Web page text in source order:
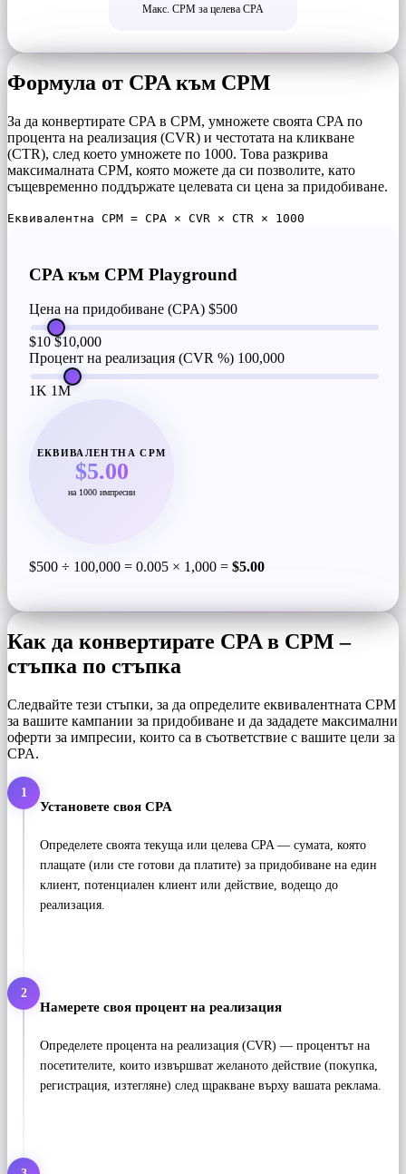
Макс. CPM за целева CPA
Формула от CPA към CPM
За да конвертирате CPA в CPM, умножете своята CPA по
процента на реализация (CVR) и честотата на кликване
(CTR), след което умножете по 1000. Това разкрива
максималната CPM, която можете да си позволите, като
същевременно поддържате целевата си цена за придобиване.
Еквивалентна CPM = CPA × CVR × CTR × 1000
CPA към CPM Playground
Цена на придобиване (CPA) $500
$10 $10,000
Процент на реализация (CVR %) 100,000
1K 1M
ЕКВИВАЛЕНТНА CPM
$5.00
на 1000 импресии
$500 ÷ 100,000 = 0.005 × 1,000 = $5.00
Как да конвертирате CPA в CPM –
стъпка по стъпка
Следвайте тези стъпки, за да определите еквивалентната CPM
за вашите кампании за придобиване и да зададете максимални
оферти за импресии, които са в съответствие с вашите цели за
CPA.
1
Установете своя CPA
Определете своята текуща или целева CPA — сумата, която
плащате (или сте готови да платите) за придобиване на един
клиент, потенциален клиент или действие, водещо до
реализация.
2
Намерете своя процент на реализация
Определете процента на реализация (CVR) — процентът на
посетителите, които извършват желаното действие (покупка,
регистрация, изтегляне) след щракване върху вашата реклама.